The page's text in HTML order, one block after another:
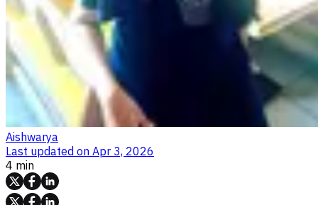
Aishwarya
Last updated on Apr 3, 2026
4 min